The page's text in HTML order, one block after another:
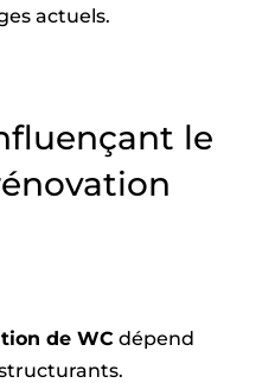
actuels.
le
de WC dépend